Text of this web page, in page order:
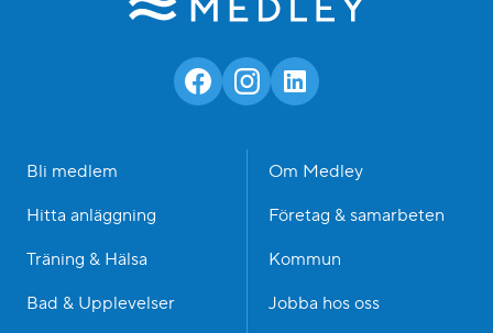
Bli medlem
Hitta anläggning
Träning & Hälsa
Bad & Upplevelser
Om Medley
Företag & samarbeten
Kommun
Jobba hos oss